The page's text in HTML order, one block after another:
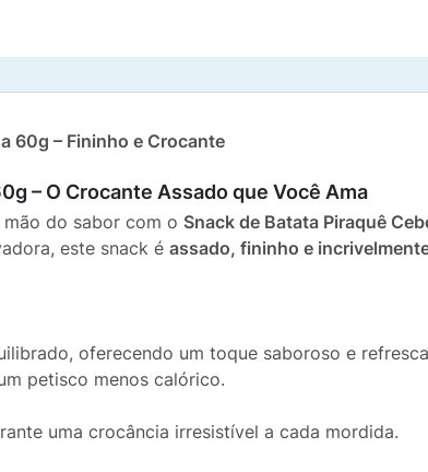
60g – Fininho e Crocante
– O Crocante Assado que Você Ama
do sabor com o Snack de Batata Piraquê
este snack é assado, fininho e
oferecendo um toque saboroso e
petisco menos calórico.
uma crocância irresistível a cada mordida.